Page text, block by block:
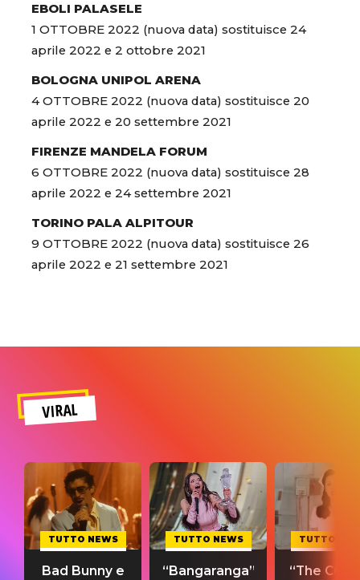
EBOLI PALASELE
1 OTTOBRE 2022 (nuova data) sostituisce 24
aprile 2022 e 2 ottobre 2021
BOLOGNA UNIPOL ARENA
4 OTTOBRE 2022 (nuova data) sostituisce 20
aprile 2022 e 20 settembre 2021
FIRENZE MANDELA FORUM
6 OTTOBRE 2022 (nuova data) sostituisce 28
aprile 2022 e 24 settembre 2021
TORINO PALA ALPITOUR
9 OTTOBRE 2022 (nuova data) sostituisce 26
aprile 2022 e 21 settembre 2021
VIRAL
TUTTO NEWS
Bad Bunny e
TUTTO NEWS
“Bangaranga”
TUTTO
“The